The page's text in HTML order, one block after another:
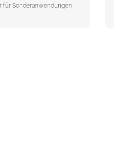
für Sonderanwendungen